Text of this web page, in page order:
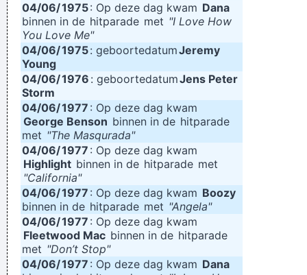
04/06/1975: Op deze dag kwam Dana
binnen in de hitparade met "I Love How
You Love Me"
04/06/1975: geboortedatumJeremy
Young
04/06/1976 : geboortedatumJens Peter
Storm
04/06/1977 : Op deze dag kwam
George Benson binnen in de hitparade
met "The Masqurada"
04/06/1977 : Op deze dag kwam
Highlight binnen in de hitparade met
"California"
04/06/1977 : Op deze dag kwam Boozy
binnen in de hitparade met "Angela"
04/06/1977 : Op deze dag kwam
Fleetwood Mac binnen in de hitparade
met "Don’t Stop"
04/06/1977 : Op deze dag kwam Dana